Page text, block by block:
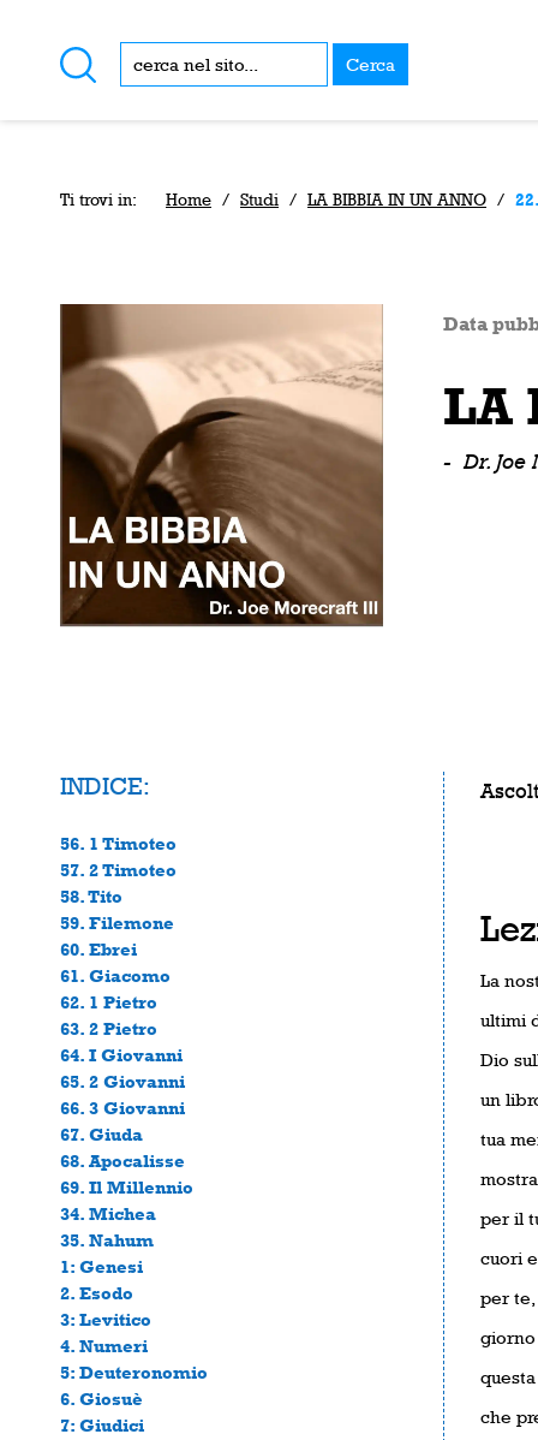
Cerca
Ti trovi in: Home / Studi / LA BIBBIA IN UN ANNO /
Data
LA
- Dr. Joe
INDICE:
56. 1 Timoteo
57. 2 Timoteo
58. Tito
59. Filemone
60. Ebrei
61. Giacomo
62. 1 Pietro
63. 2 Pietro
64. I Giovanni
65. 2 Giovanni
66. 3 Giovanni
67. Giuda
68. Apocalisse
69. Il Millennio
34. Michea
35. Nahum
1: Genesi
2. Esodo
3: Levitico
4. Numeri
5: Deuteronomio
6. Giosuè
7: Giudici
La
ultimi
Dio
un
tua
per il
cuori
per
giorno
che